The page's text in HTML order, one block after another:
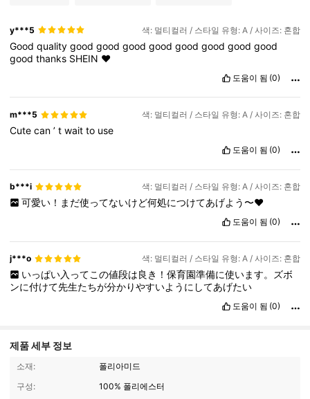
y***5 색: 멀티컬러 / 스타일 유형: A / 사이즈: 혼합
Goodqualitygoodgoodgoodgoodgoodgoodgoodgood
goodthanks SHEIN ♥️
도움이 됨 (0)
m***5 색: 멀티컬러 / 스타일 유형: A / 사이즈: 혼합
Cutecan’twaitto use
도움이 됨 (0)
b***i 색: 멀티컬러 / 스타일 유형: A / 사이즈: 혼합
可愛い！まだ使ってないけど何処につけてあげよう〜♥
도움이 됨 (0)
j***o 색: 멀티컬러 / 스타일 유형: A / 사이즈: 혼합
いっぱい入ってこの値段は良き！保育園準備に使います。ズボ
ンに付けて先生たちが分かりやすいようにしてあげたい
도움이 됨 (0)
제품 세부 정보
소재:
폴리아미드
구성:
100% 폴리에스터